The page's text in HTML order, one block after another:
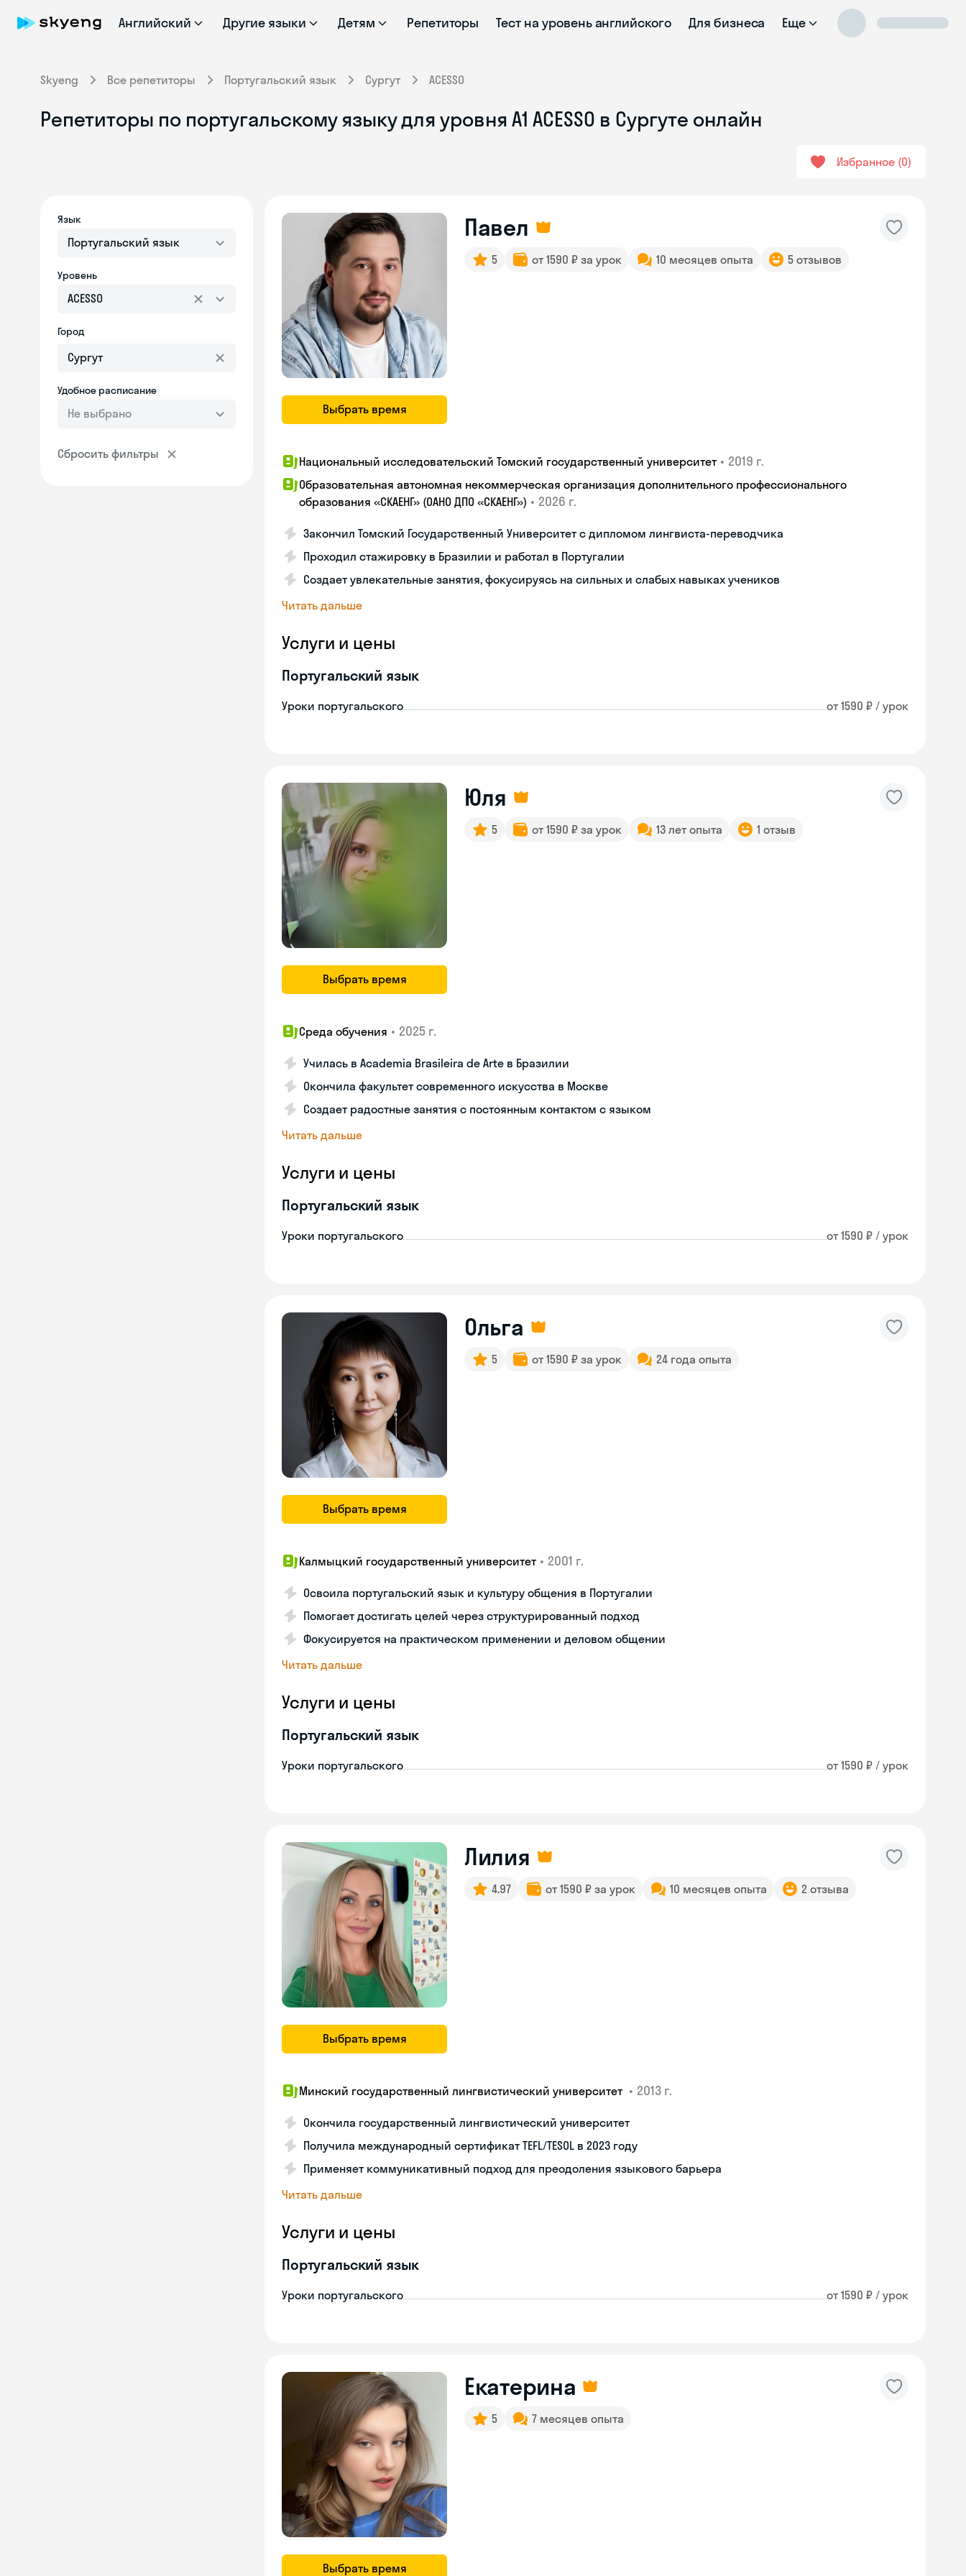
Английский Другие языки Детям Репетиторы Тест на уровень английского Для бизнеса Еще
Skyeng Все репетиторы Португальский язык Сургут ACESSO
Репетиторы по португальскому языку для уровня A1 ACESSO в Сургуте онлайн
Избранное 0
Язык
Португальский язык
Уровень
ACESSO
Город
Удобное расписание
Не выбрано
Сбросить фильтры
Выбрать время
Павел
5 от 1590 ₽ за урок 10 месяцев опыта 5 отзывов
Национальный исследовательский Томский государственный университет • 2019 г.
Образовательная автономная некоммерческая организация дополнительного профессионального
образования «СКАЕНГ» (ОАНО ДПО «СКАЕНГ») • 2026 г.
Закончил Томский Государственный Университет с дипломом лингвиста-переводчика
Проходил стажировку в Бразилии и работал в Португалии
Создает увлекательные занятия, фокусируясь на сильных и слабых навыках учеников
Читать дальше
Услуги и цены
Португальский язык
Уроки португальского от 1590 ₽ / урок
Выбрать время
Юля
5 от 1590 ₽ за урок 13 лет опыта 1 отзыв
Среда обучения • 2025 г.
Училась в Academia Brasileira de Arte в Бразилии
Окончила факультет современного искусства в Москве
Создает радостные занятия с постоянным контактом с языком
Читать дальше
Услуги и цены
Португальский язык
Уроки португальского от 1590 ₽ / урок
Выбрать время
Ольга
5 от 1590 ₽ за урок 24 года опыта
Калмыцкий государственный университет • 2001 г.
Освоила португальский язык и культуру общения в Португалии
Помогает достигать целей через структурированный подход
Фокусируется на практическом применении и деловом общении
Читать дальше
Услуги и цены
Португальский язык
Уроки португальского от 1590 ₽ / урок
Выбрать время
Лилия
4.97 от 1590 ₽ за урок 10 месяцев опыта 2 отзыва
Минский государственный лингвистический университет • 2013 г.
Окончила государственный лингвистический университет
Получила международный сертификат TEFL/TESOL в 2023 году
Применяет коммуникативный подход для преодоления языкового барьера
Читать дальше
Услуги и цены
Португальский язык
Уроки португальского от 1590 ₽ / урок
Выбрать время
Екатерина
5 7 месяцев опыта